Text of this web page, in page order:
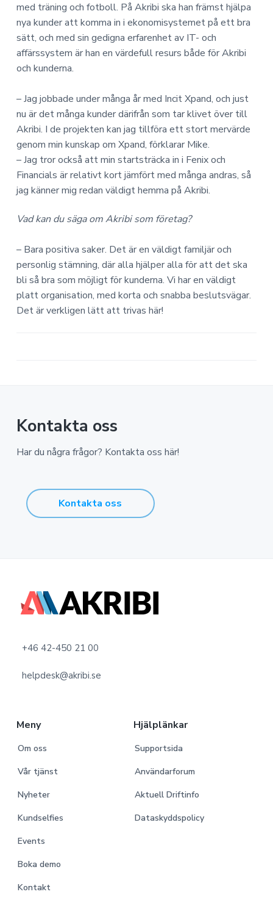
med träning och fotboll. På Akribi ska han främst hjälpa
nya kunder att komma in i ekonomisystemet på ett bra
sätt, och med sin gedigna erfarenhet av IT- och
affärssystem är han en värdefull resurs både för Akribi
och kunderna.
– Jag jobbade under många år med Incit Xpand, och just
nu är det många kunder därifrån som tar klivet över till
Akribi. I de projekten kan jag tillföra ett stort mervärde
genom min kunskap om Xpand, förklarar Mike.
– Jag tror också att min startsträcka in i Fenix och
Financials är relativt kort jämfört med många andras, så
jag känner mig redan väldigt hemma på Akribi.
Vad kan du säga om Akribi som företag?
– Bara positiva saker. Det är en väldigt familjär och
personlig stämning, där alla hjälper alla för att det ska
bli så bra som möjligt för kunderna. Vi har en väldigt
platt organisation, med korta och snabba beslutsvägar.
Det är verkligen lätt att trivas här!
Kontakta oss
Har du några frågor? Kontakta oss här!
Kontakta oss
+46 42-450 21 00
helpdesk@akribi.se
Meny
Om oss
Vår tjänst
Nyheter
Kundselfies
Events
Boka demo
Kontakt
Hjälplänkar
Supportsida
Användarforum
Aktuell Driftinfo
Dataskyddspolicy